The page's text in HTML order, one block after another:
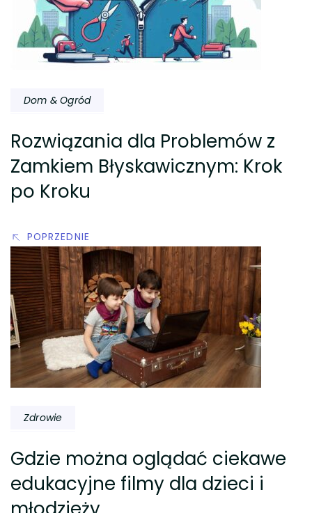
Dom & Ogród
Rozwiązania dla Problemów z
Zamkiem Błyskawicznym: Krok
po Kroku
POPRZEDNIE
Zdrowie
Gdzie można oglądać ciekawe
edukacyjne filmy dla dzieci i